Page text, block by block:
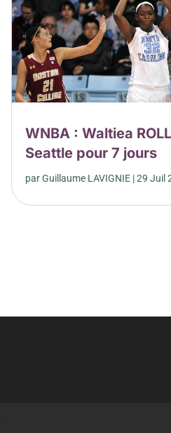
WNBA : Waltiea
Seattle pour 7 jours
parGuillaume LAVIGNIE|29 Juil